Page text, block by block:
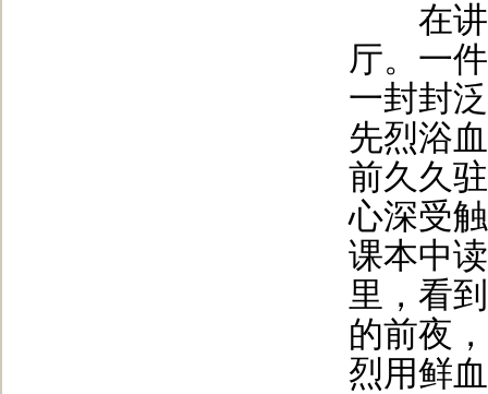
在讲
厅。一
一封封
先烈浴
前久久
心深受
课本中
里，看
的前夜
烈用鲜